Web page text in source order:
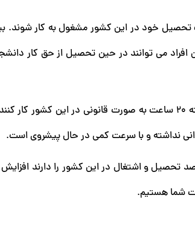
تحصیل خود در این کشور مشغول به کار شوند.
از ۹۰ روز در ایتالیا می ماند. این افراد می توانند در حین تحصیل از حق کار
دانشجویانی که از دانشگاه و اداره کار ایتالیا اجازه کار دریافت کنند، می توانند در هفته ۲۰ ساعت به صورت قانونی در این کشور
نداشته و با سرعت کمی در حال پیشروی است.
تحصیل و اشتغال در این کشور را دارند افزایش
شما هستیم.